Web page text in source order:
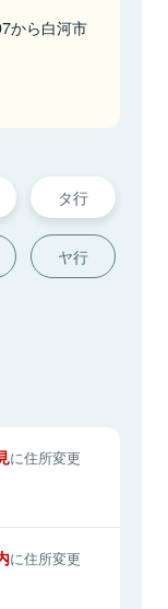
から白河市
タ行
ヤ行
に住所変更
に住所変更